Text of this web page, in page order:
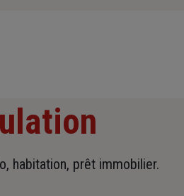
habitation, prêt immobilier.